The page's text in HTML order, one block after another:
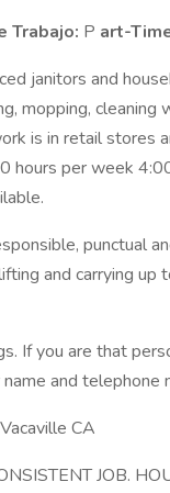
Trabajo: P art-
janitors and
mopping,
is in retail stores
hours per week
punctual
and carrying
If you are that
and telephone
CA
JOB.